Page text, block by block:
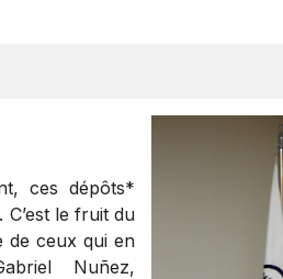
ces dépôts*
C’est le fruit du
de ceux qui en
Nuñez,